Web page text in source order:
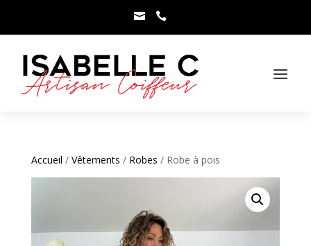
 

Accueil / Vêtements / Robes / Robe à pois